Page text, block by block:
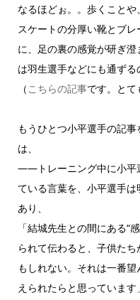
なるほどぉ。。歩くことや
スケートの分厚い靴とブ
に、足の裏の感覚が研ぎ
は羽生選手などにも通ずる
（ こちらの記事です。とて
もうひとつ小平選手の記
は、
――トレーニング中に小平
ている言葉を、小平選手
あり、
「結城先生との間にある“
られて伝わると、子供た
もしれない。それは一番
えられたらと思っていま